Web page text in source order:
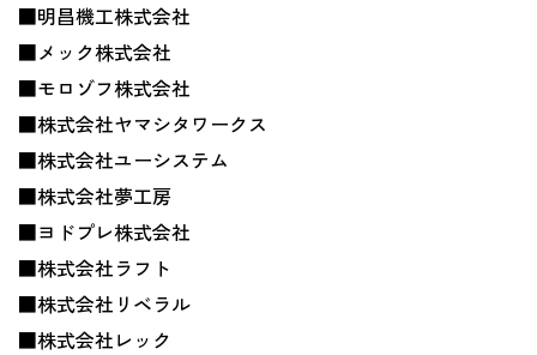
■明昌機工株式会社
■メック株式会社
■モロゾフ株式会社
■株式会社ヤマシタワークス
■株式会社ユーシステム
■株式会社夢工房
■ヨドプレ株式会社
■株式会社ラフト
■株式会社リベラル
■株式会社レック